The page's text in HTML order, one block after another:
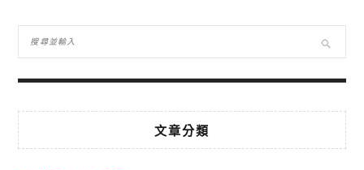
文章分類